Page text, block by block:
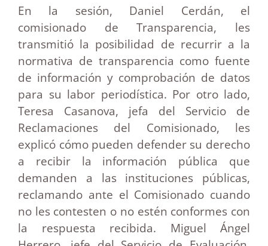
En la sesión, Daniel Cerdán, el
comisionado de Transparencia, les
transmitió la posibilidad de recurrir a la
normativa de transparencia como fuente
de información y comprobación de datos
para su labor periodística. Por otro lado,
Teresa Casanova, jefa del Servicio de
Reclamaciones del Comisionado, les
explicó cómo pueden defender su derecho
a recibir la información pública que
demanden a las instituciones públicas,
reclamando ante el Comisionado cuando
no les contesten o no estén conformes con
la respuesta recibida. Miguel Ángel